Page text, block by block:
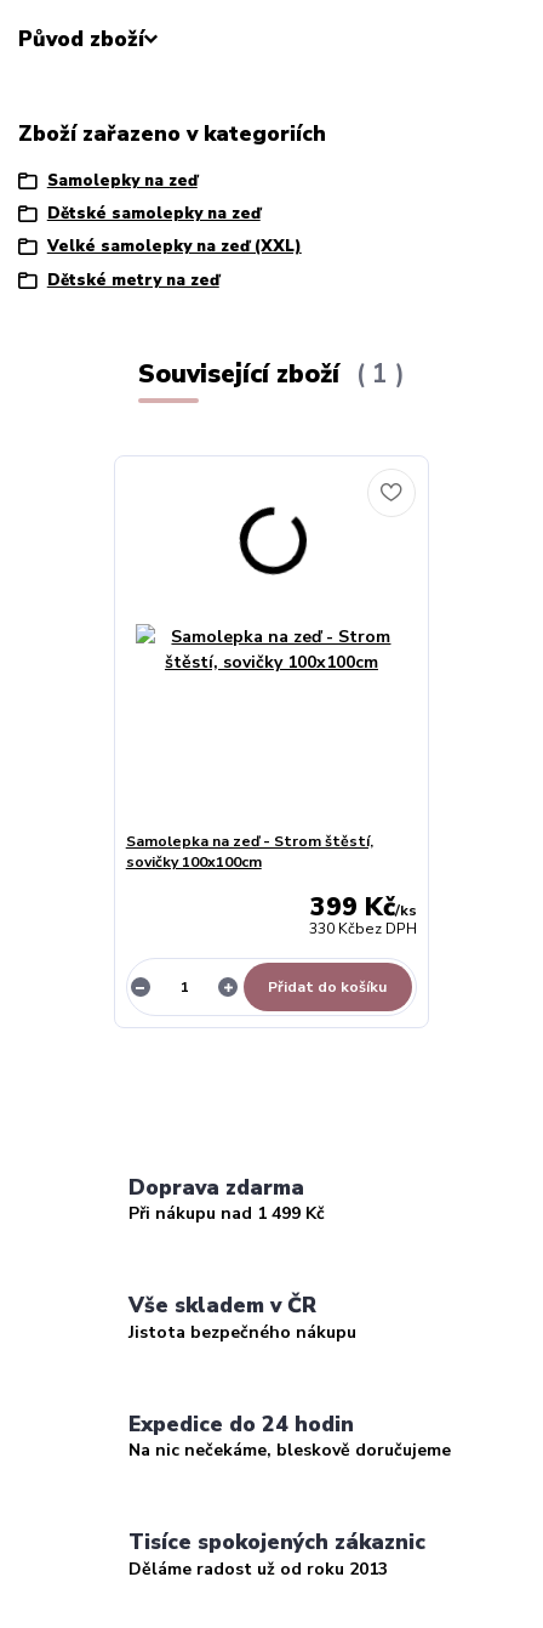
Původ zboží
Zboží zařazeno v kategoriích
Samolepky na zeď
Dětské samolepky na zeď
Velké samolepky na zeď (XXL)
Dětské metry na zeď
Související zboží 1
Samolepka na zeď - Strom štěstí,
sovičky 100x100cm
399 Kč/ks
330 Kčbez DPH
Přidat do košíku
Doprava zdarma
Při nákupu nad 1 499 Kč
Vše skladem v ČR
Jistota bezpečného nákupu
Expedice do 24 hodin
Na nic nečekáme, bleskově doručujeme
Tisíce spokojených zákaznic
Děláme radost už od roku 2013